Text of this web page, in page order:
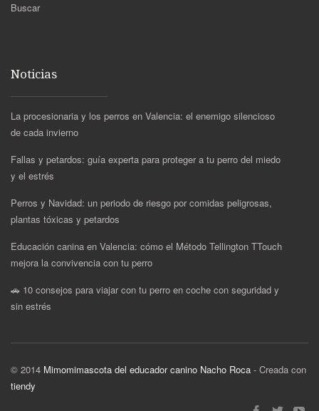
Buscar
Noticias
La procesionaria y los perros en Valencia: el enemigo silencioso
de cada invierno
Fallas y petardos: guía experta para proteger a tu perro del miedo
y el estrés
Perros y Navidad: un periodo de riesgo por comidas peligrosas,
plantas tóxicas y petardos
Educación canina en Valencia: cómo el Método Tellington TTouch
mejora la convivencia con tu perro
🚗 10 consejos para viajar con tu perro en coche con seguridad y
sin estrés
© 2014 Mimomimascota del educador canino Nacho Roca - Creada con
tiendy